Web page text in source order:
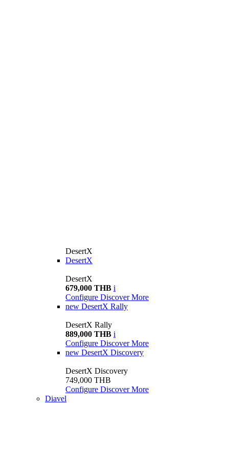
DesertX
DesertX
DesertX
679,000 THB i
Configure Discover More
new DesertX Rally
DesertX Rally
889,000 THB i
Configure Discover More
new DesertX Discovery
DesertX Discovery
749,000 THB
Configure Discover More
Diavel